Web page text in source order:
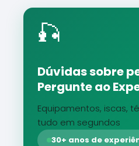
🎣
Dúvidas sobre
Pergunte ao
Equipamentos, iscas,
tudo em segundos
30+ anos de